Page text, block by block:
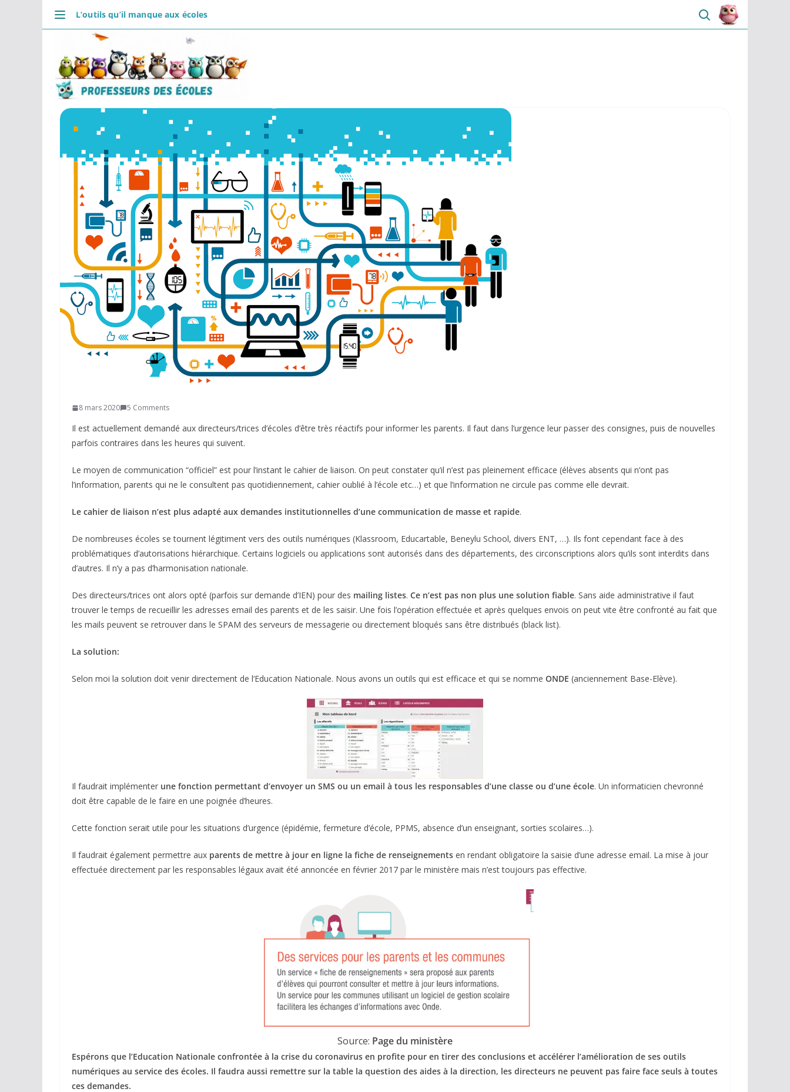
Se connecter
Actualités
Ressources
Lectures de livres
Réseaux sociaux
Petites annonces
L’outils qu’il manque aux écoles
Passer
8 mars 2020 5 Comments
Il est actuellement demandé aux directeurs/trices d’écoles d’être très réactifs pour informer les parents. Il faut dans l’urgence leur passer des consignes, puis de nouvelles
parfois contraires dans les heures qui suivent.
Le moyen de communication “officiel” est pour l’instant le cahier de liaison. On peut constater qu’il n’est pas pleinement efficace (élèves absents qui n’ont pas
l’information, parents qui ne le consultent pas quotidiennement, cahier oublié à l’école etc…) et que l’information ne circule pas comme elle devrait.
Le cahier de liaison n’est plus adapté aux demandes institutionnelles d’une communication de masse et rapide.
De nombreuses écoles se tournent légitiment vers des outils numériques (Klassroom, Educartable, Beneylu School, divers ENT, …). Ils font cependant face à des
problématiques d’autorisations hiérarchique. Certains logiciels ou applications sont autorisés dans des départements, des circonscriptions alors qu’ils sont interdits dans
d’autres. Il n’y a pas d’harmonisation nationale.
Des directeurs/trices ont alors opté (parfois sur demande d’IEN) pour des mailing listes. Ce n’est pas non plus une solution fiable. Sans aide administrative il faut
trouver le temps de recueillir les adresses email des parents et de les saisir. Une fois l’opération effectuée et après quelques envois on peut vite être confronté au fait que
les mails peuvent se retrouver dans le SPAM des serveurs de messagerie ou directement bloqués sans être distribués (black list).
La solution:
Selon moi la solution doit venir directement de l’Education Nationale. Nous avons un outils qui est efficace et qui se nomme ONDE (anciennement Base-Elève).
Il faudrait implémenter une fonction permettant d’envoyer un SMS ou un email à tous les responsables d’une classe ou d’une école. Un informaticien chevronné
doit être capable de le faire en une poignée d’heures.
Cette fonction serait utile pour les situations d’urgence (épidémie, fermeture d’école, PPMS, absence d’un enseignant, sorties scolaires…).
Il faudrait également permettre aux parents de mettre à jour en ligne la fiche de renseignements en rendant obligatoire la saisie d’une adresse email. La mise à jour
effectuée directement par les responsables légaux avait été annoncée en février 2017 par le ministère mais n’est toujours pas effective.
Source: Page du ministère
Espérons que l’Education Nationale confrontée à la crise du coronavirus en profite pour en tirer des conclusions et accélérer l’amélioration de ses outils
numériques au service des écoles. Il faudra aussi remettre sur la table la question des aides à la direction, les directeurs ne peuvent pas faire face seuls à toutes
ces demandes.